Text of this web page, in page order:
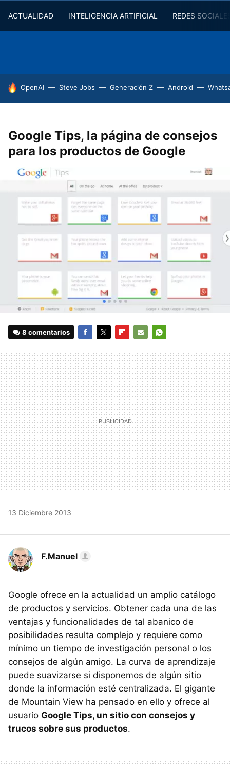
ACTUALIDAD INTELIGENCIA ARTIFICIAL REDES
HOY SE HABLA DE
OpenAI Steve Jobs Generación Z Android
Google Tips, la página de consejos
para los productos de Google
8 comentarios
MAIL
13 Diciembre 2013
F.Manuel
Google ofrece en la actualidad un amplio catálogo
de productos y servicios. Obtener cada una de las
ventajas y funcionalidades de tal abanico de
posibilidades resulta complejo y requiere como
mínimo un tiempo de investigación personal o los
consejos de algún amigo. La curva de aprendizaje
puede suavizarse si disponemos de algún sitio
donde la información esté centralizada. El gigante
de Mountain View ha pensado en ello y ofrece al
usuario Google Tips, un sitio con consejos y
trucos sobre sus productos.